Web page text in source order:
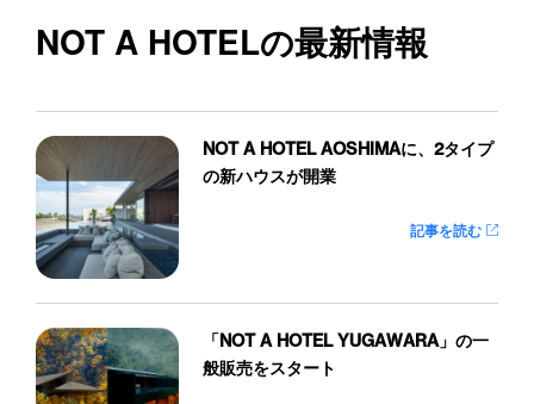
NOT A HOTELの最新情報
NOT A HOTEL AOSHIMAに、2タイプ
の新ハウスが開業
記事を読む
「NOT A HOTEL YUGAWARA」の一
般販売をスタート